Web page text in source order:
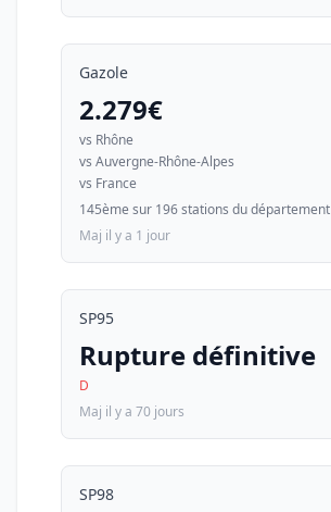
Gazole
2.279€
vs Rhône
vs Auvergne-Rhône-Alpes
vs France
145ème sur 196 stations du département
Maj il y a 1 jour
SP95
Rupture définitive
D
Maj il y a 70 jours
SP98